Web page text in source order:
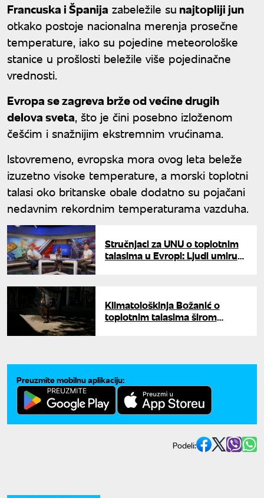
Francuska i Španija zabeležile su najtopliji jun
otkako postoje nacionalna merenja prosečne
temperature, iako su pojedine meteorološke
stanice u prošlosti beležile više pojedinačne
vrednosti.
Evropa se zagreva brže od većine drugih
delova sveta, što je čini posebno izloženom
češćim i snažnijim ekstremnim vrućinama.
Istovremeno, evropska mora ovog leta beleže
izuzetno visoke temperature, a morski toplotni
talasi oko britanske obale dodatno su pojačani
nedavnim rekordnim temperaturama vazduha.
Stručnjaci za UNU o toplotnim
talasima u Evropi: Ljudi umiru
Klimatološkinja Božanić o
toplotnim talasima širom
Preuzmite mobilnu aplikaciju:
Podeli: